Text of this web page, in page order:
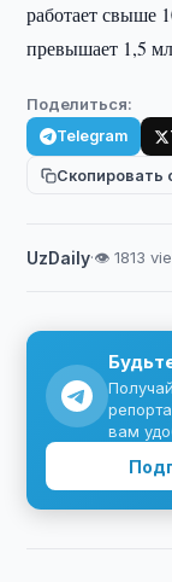
работает свыше
превышает 1,5
Поделиться:
Telegram
Скопировать
UzDaily·👁 1813
вам